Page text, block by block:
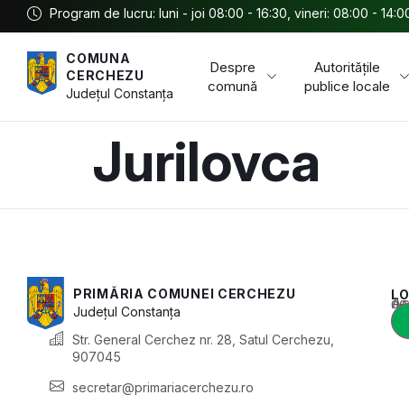
Program de lucru: luni - joi 08:00 - 16:30, vineri: 08:00 -
COMUNA
CERCHEZU
JudețulConstanța
Despre
comună
Autoritățile
publice locale
Jurilovca
PRIMĂRIA COMUNEI CERCHEZU
JudețulConstanța
Str. General Cerchez nr. 28, Satul Cerchezu,
907045
secretar@primariacerchezu.ro
Acest conținut